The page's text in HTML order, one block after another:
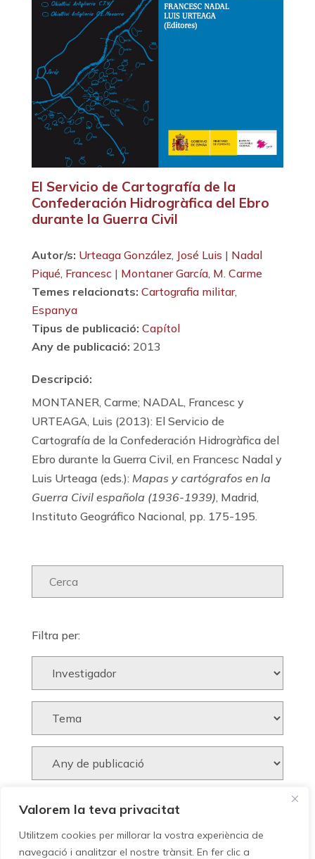
Valorem la teva privacitat
Utilitzem cookies per millorar la vostra experiència de
navegació i analitzar el nostre trànsit. En fer clic a
El Servicio de Cartografía de la
Confederación Hidrogràfica del Ebro
durante la Guerra Civil
Autor/s: Urteaga González, José Luis | Nadal
Piqué, Francesc | Montaner García, M. Carme
Temes relacionats: Cartografia militar,
Espanya
Tipus de publicació: Capítol
Any de publicació: 2013
Descripció:
MONTANER, Carme; NADAL, Francesc y
URTEAGA, Luis (2013): El Servicio de
Cartografía de la Confederación Hidrogràfica del
Ebro durante la Guerra Civil, en Francesc Nadal y
Luis Urteaga (eds.): Mapas y cartógrafos en la
Guerra Civil española (1936-1939) , Madrid,
Instituto Geográfico Nacional, pp. 175-195.
Filtra per: